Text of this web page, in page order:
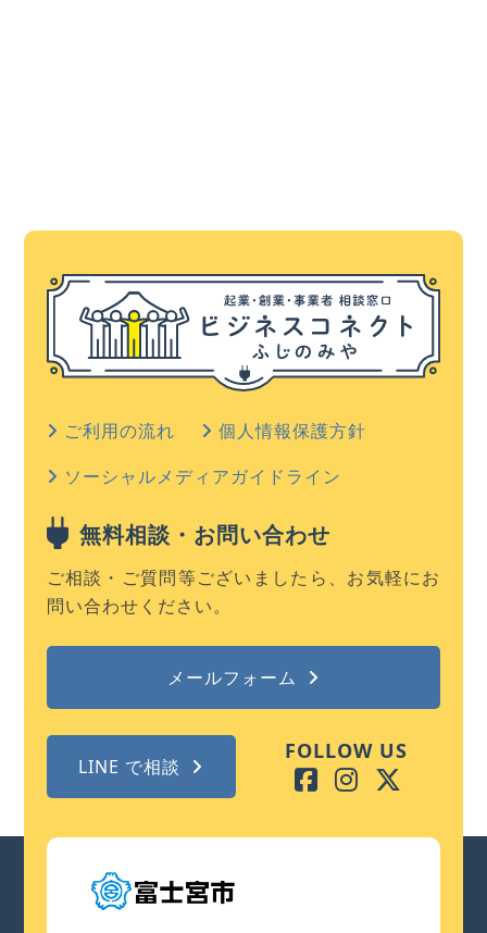
ご利用の流れ
個人情報保護方針
ソーシャルメディアガイドライン
無料相談・お問い合わせ
ご相談・ご質問等ございましたら、お気軽にお
問い合わせください。
メールフォーム
LINE で相談
FOLLOW US